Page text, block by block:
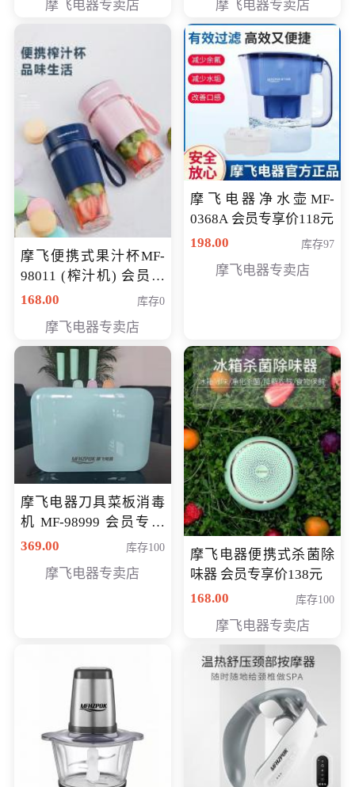
摩飞电器专卖店 摩飞电器专卖店
摩飞便携式果汁杯MF-
98011 (榨汁机) 会员专
享价138元
168.00 库存0
摩飞电器专卖店
摩飞电器净水壶MF-
0368A 会员专享价118元
198.00
库存97
摩飞电器专卖店
摩飞电器刀具菜板消毒
机 MF-98999 会员专享
价286元
369.00 库存100
摩飞电器专卖店
摩飞电器便携式杀菌除
味器 会员专享价138元
168.00
库存100
摩飞电器专卖店